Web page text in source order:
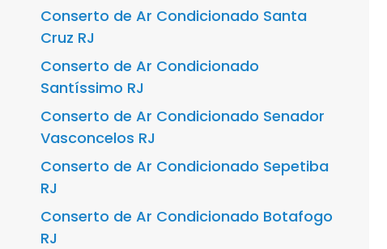
Conserto de Ar Condicionado Santa
Cruz RJ
Conserto de Ar Condicionado
Santíssimo RJ
Conserto de Ar Condicionado Senador
Vasconcelos RJ
Conserto de Ar Condicionado Sepetiba
RJ
Conserto de Ar Condicionado Botafogo
RJ